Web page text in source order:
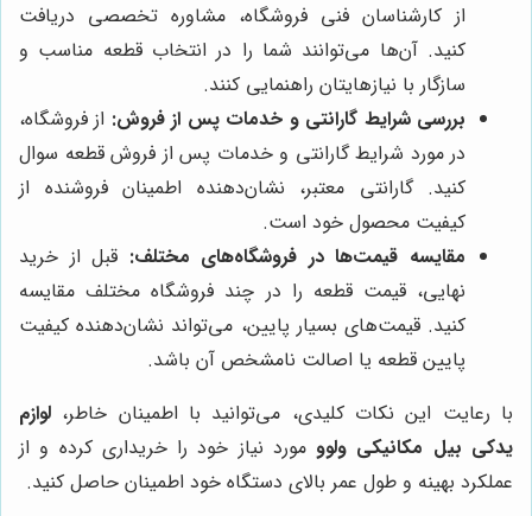
از کارشناسان فنی فروشگاه، مشاوره تخصصی دریافت
کنید. آن‌ها می‌توانند شما را در انتخاب قطعه مناسب و
سازگار با نیازهایتان راهنمایی کنند.
بررسی شرایط گارانتی و خدمات پس از فروش: از فروشگاه،
در مورد شرایط گارانتی و خدمات پس از فروش قطعه سوال
کنید. گارانتی معتبر، نشان‌دهنده اطمینان فروشنده از
کیفیت محصول خود است.
مقایسه قیمت‌ها در فروشگاه‌های مختلف: قبل از خرید
نهایی، قیمت قطعه را در چند فروشگاه مختلف مقایسه
کنید. قیمت‌های بسیار پایین، می‌تواند نشان‌دهنده کیفیت
پایین قطعه یا اصالت نامشخص آن باشد.
با رعایت این نکات کلیدی، می‌توانید با اطمینان خاطر، لوازم
یدکی بیل مکانیکی ولوومورد نیاز خود را خریداری کرده و از
عملکرد بهینه و طول عمر بالای دستگاه خود اطمینان حاصل کنید.